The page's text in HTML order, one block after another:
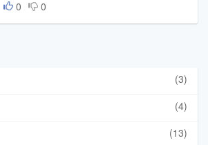
0 0
(3)
(4)
(13)